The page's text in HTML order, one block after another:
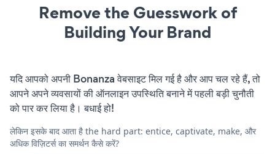
Remove the Guesswork of
Building Your Brand
यदि आपको अपनी Bonanza वेबसाइट मिल गई है और आप चल रहे हैं, तो
आपने अपने व्यवसायों की ऑनलाइन उपस्थिति बनाने में पहली बड़ी चुनौती
को पार कर लिया है। बधाई हो!
लेकिन इसके बाद आता है the hard part: entice, captivate, make, और
अधिक विज़िटर्स का समर्थन कैसे करें?